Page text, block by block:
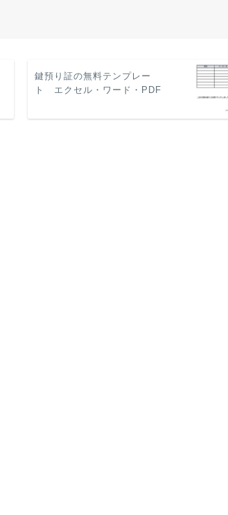
鍵預り証の無料テンプレー
ト エクセル・ワード・PDF